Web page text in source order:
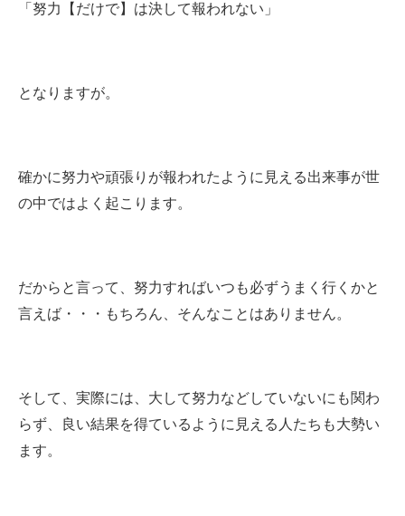
「努力【だけで】は決して報われない」
となりますが。
確かに努力や頑張りが報われたように見える出来事が世
の中ではよく起こります。
だからと言って、努力すればいつも必ずうまく行くかと
言えば・・・もちろん、そんなことはありません。
そして、実際には、大して努力などしていないにも関わ
らず、良い結果を得ているように見える人たちも大勢い
ます。